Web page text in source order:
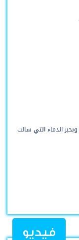
وبحبر الدماء التي سالت
فيديو